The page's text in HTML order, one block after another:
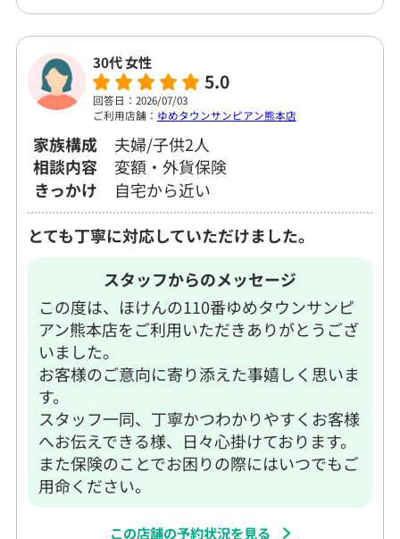
30代 女性
5.0
回答日：2026/07/03
ご利用店舗： ゆめタウンサンピアン熊本店
家族構成
夫婦/子供2人
相談内容
変額・外貨保険
きっかけ
自宅から近い
とても丁寧に対応していただけました。
スタッフからのメッセージ
この度は、ほけんの110番ゆめタウンサンピ
アン熊本店をご利用いただきありがとうござ
いました。
お客様のご意向に寄り添えた事嬉しく思いま
す。
スタッフ一同、丁寧かつわかりやすくお客様
へお伝えできる様、日々心掛けております。
また保険のことでお困りの際にはいつでもご
用命ください。
この店舗の予約状況を見る